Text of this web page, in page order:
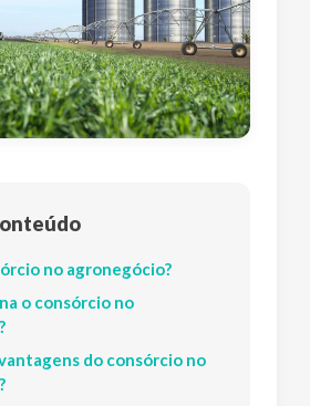
no agronegócio?
o consórcio no
do consórcio no